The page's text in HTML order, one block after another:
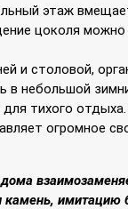
этаж
цоколя можно
и столовой,
в небольшой
тихого
огромное
камень, имитацию